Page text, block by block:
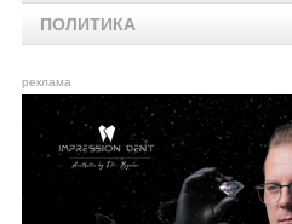
ПОЛИТИКА
реклама